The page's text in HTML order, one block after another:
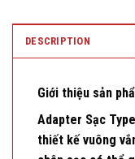
DESCRIPTION
Giới thiệu sản
Adapter Sạc
thiết kế vuông